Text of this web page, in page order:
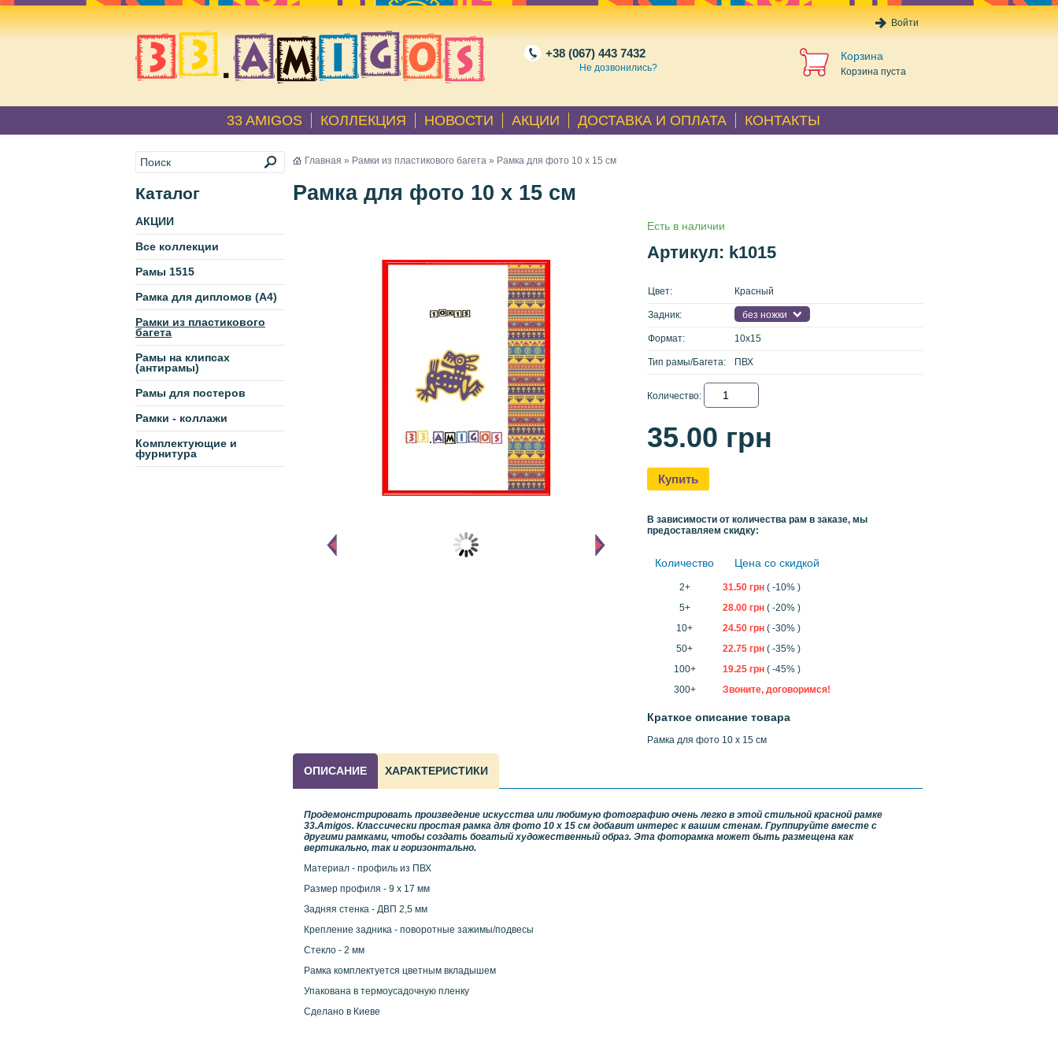
Войти
+38 (067) 443 7432
Не дозвонились?
Корзина
Корзина пуста
33 AMIGOS КОЛЛЕКЦИЯ НОВОСТИ АКЦИИ ДОСТАВКА И ОПЛАТА КОНТАКТЫ
Каталог
АКЦИИ
Все коллекции
Рамы 1515
Рамка для дипломов (А4)
Рамки из пластикового
багета
Рамы на клипсах
(антирамы)
Рамы для постеров
Рамки - коллажи
Комплектующие и
фурнитура
Главная » Рамки из пластикового багета » Рамка для фото 10 х 15 см
Рамка для фото 10 х 15 см
Есть в наличии
Артикул: k1015
Цвет: Красный
Задник: без ножки
Формат: 10x15
Тип рамы/Багета: ПВХ
Количество:
35.00 грн
Купить
В зависимости от количества рам в заказе, мы
предоставляем скидку:
Количество Цена со скидкой
2+ 31.50 грн ( -10% )
5+
28.00 грн ( -20% )
10+
24.50 грн ( -30% )
50+
22.75 грн ( -35% )
100+
19.25 грн ( -45% )
300+
Звоните, договоримся!
Краткое описание товара
Рамка для фото 10 х 15 см
ОПИСАНИЕ ХАРАКТЕРИСТИКИ
Продемонстрировать произведение искусства или любимую фотографию очень легко в этой стильной красной рамке
33.Amigos. Классически простая рамка для фото 10 х 15 см добавит интерес к вашим стенам. Группируйте вместе с
другими рамками, чтобы создать богатый художественный образ. Эта фоторамка может быть размещена как
вертикально, так и горизонтально.
Материал - профиль из ПВХ
Размер профиля - 9 х 17 мм
Задняя стенка - ДВП 2,5 мм
Крепление задника - поворотные зажимы/подвесы
Стекло - 2 мм
Рамка комплектуется цветным вкладышем
Упакована в термоусадочную пленку
Сделано в Киеве